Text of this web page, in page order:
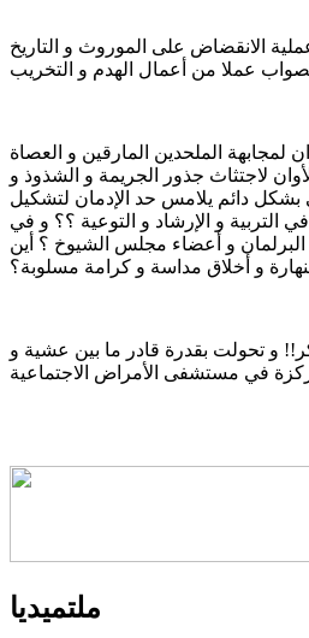
الانقضاض على الموروث و التاريخ
لمجابهة الملحدين المارقين و العصاة
لاجتثاث جذور الجريمة و الشذوذ و
بشكل دائم يلامس حد الإدمان لتشكيل
التربية و الإرشاد و التوعية ؟؟ و في
البرلمان و أعضاء مجلس الشيوخ ؟ أين
و تحولت بقدرة قادر ما بين عشية و
ملتميديا